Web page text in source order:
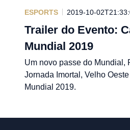
ESPORTS 2019-10-
Trailer do Evento:
Mundial 2019
Um novo passe do Mundial,
Jornada Imortal, Velho
Mundial 2019.